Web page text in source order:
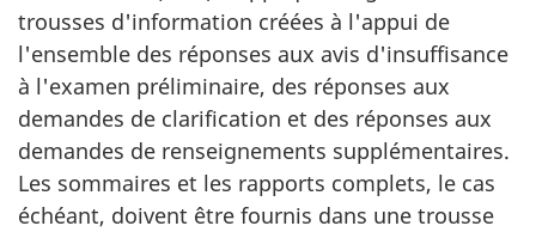
trousses d'information créées à l'appui de
l'ensemble des réponses aux avis d'insuffisance
à l'examen préliminaire, des réponses aux
demandes de clarification et des réponses aux
demandes de renseignements supplémentaires.
Les sommaires et les rapports complets, le cas
échéant, doivent être fournis dans une trousse